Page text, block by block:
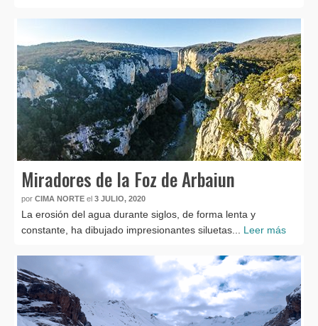
Miradores de la Foz de Arbaiun
por CIMA NORTE el 3 JULIO, 2020
La erosión del agua durante siglos, de forma lenta y
constante, ha dibujado impresionantes siluetas... Leer más